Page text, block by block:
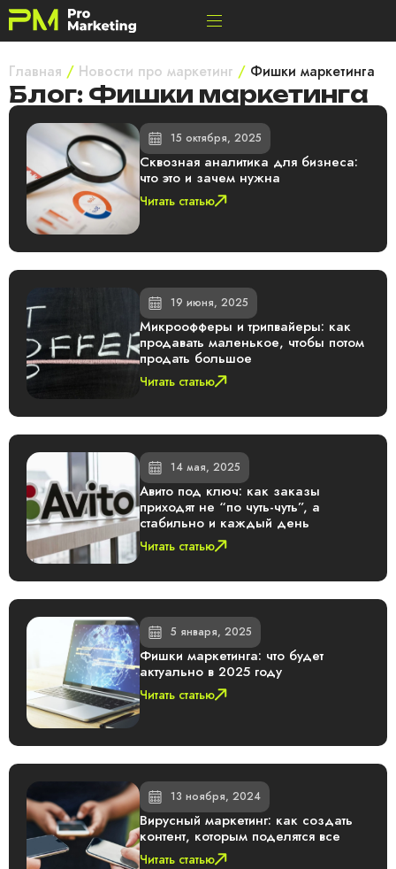
Главная / Новости про маркетинг / Фишки маркетинга
Блог: Фишки маркетинга
15 октября, 2025
Сквозная аналитика для бизнеса:
что это и зачем нужна
Читать статью
19 июня, 2025
Микроофферы и трипвайеры: как
продавать маленькое, чтобы потом
продать большое
Читать статью
14 мая, 2025
Авито под ключ: как заказы
приходят не “по чуть-чуть”, а
стабильно и каждый день
Читать статью
5 января, 2025
Фишки маркетинга: что будет
актуально в 2025 году
Читать статью
13 ноября, 2024
Вирусный маркетинг: как создать
контент, которым поделятся все
Читать статью